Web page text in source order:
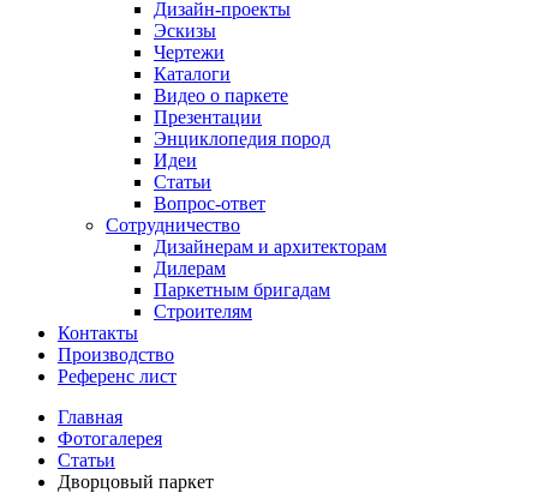
Дизайн-проекты
Эскизы
Чертежи
Каталоги
Видео о паркете
Презентации
Энциклопедия пород
Идеи
Статьи
Вопрос-ответ
Сотрудничество
Дизайнерам и архитекторам
Дилерам
Паркетным бригадам
Строителям
Контакты
Производство
Референс лист
Главная
Фотогалерея
Статьи
Дворцовый паркет